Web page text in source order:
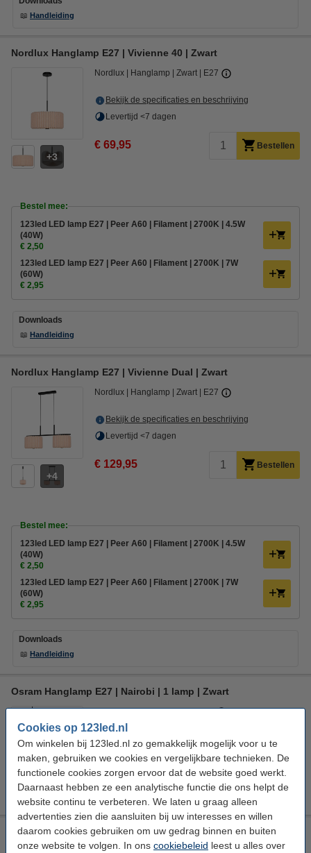
Cookies op 123led.nl
Om winkelen bij 123led.nl zo gemakkelijk mogelijk voor u te
maken, gebruiken we cookies en vergelijkbare technieken. De
functionele cookies zorgen ervoor dat de website goed werkt.
Daarnaast hebben ze een analytische functie die ons helpt de
website continu te verbeteren. We laten u graag alleen
advertenties zien die aansluiten bij uw interesses en willen
daarom cookies gebruiken om uw gedrag binnen en buiten
onze website te volgen. In ons cookiebeleid leest u alles over
📖 Handleiding
Nordlux Hanglamp E27 | Vivienne 40 | Zwart
3
Nordlux Hanglamp Zwart E27
Bekijk de specificaties en beschrijving
Levertijd <7 dagen
€ 69,95 Bestellen
Bestel mee:
123led LED lamp E27 | Peer A60 | Filament | 2700K | 4.5W
(40W)
€ 2,50
123led LED lamp E27 | Peer A60 | Filament | 2700K | 7W
(60W)
€ 2,95
Downloads
📖 Handleiding
Nordlux Hanglamp E27 | Vivienne Dual | Zwart
4
Nordlux Hanglamp Zwart E27
Bekijk de specificaties en beschrijving
Levertijd <7 dagen
€ 129,95 Bestellen
Bestel mee:
123led LED lamp E27 | Peer A60 | Filament | 2700K | 4.5W
(40W)
€ 2,50
123led LED lamp E27 | Peer A60 | Filament | 2700K | 7W
(60W)
€ 2,95
Downloads
📖 Handleiding
Osram Hanglamp E27 | Nairobi | 1 lamp | Zwart
Osram Hanglamp Zwart E27
Bekijk de specificaties en beschrijving
Levertijd <7 dagen
€ 39,95 Bestellen
LED Hanglamp E14 | Molly | Rond | Nkkel | IP20 | Trio
Lighting